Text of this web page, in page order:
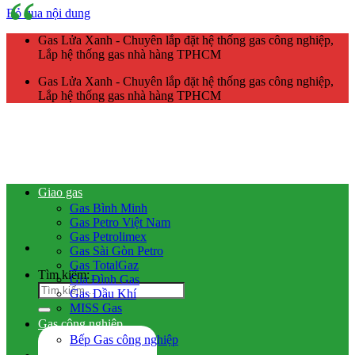
Bỏ qua nội dung
Gas Lửa Xanh - Chuyên lắp đặt hệ thống gas công nghiệp,
Lắp hệ thống gas nhà hàng TPHCM
Gas Lửa Xanh - Chuyên lắp đặt hệ thống gas công nghiệp,
Lắp hệ thống gas nhà hàng TPHCM
Tìm kiếm:
Giao gas
Gas Bình Minh
Gas Petro Việt Nam
Gas Petrolimex
Gas Sài Gòn Petro
Gas TotalGaz
Gia Đình Gas
Gas Dầu Khí
MISS Gas
Gas công nghiệp
Bếp Gas công nghiệp